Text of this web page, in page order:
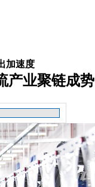
加速度
产业聚链成势